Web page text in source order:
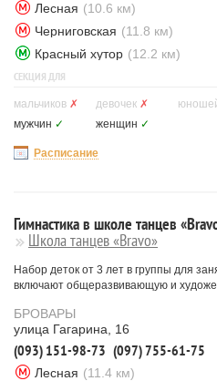
Лесная (10.6 км)
Черниговская (11.8 км)
Красный хутор (12.2 км)
СЕКЦИЯ ДЛЯ
мальчиков ✗ девочек ✗
мужчин ✓ женщин ✓
Расписание
Гимнастика в школе танцев
Школа танцев «Bravo»
Набор деток от 3 лет в группы для
включают общеразвивающую и
БРОВАРЫ
улица Гагарина, 16
(093) 151-98-73 (097) 755-61-75
Лесная (11.4 км)